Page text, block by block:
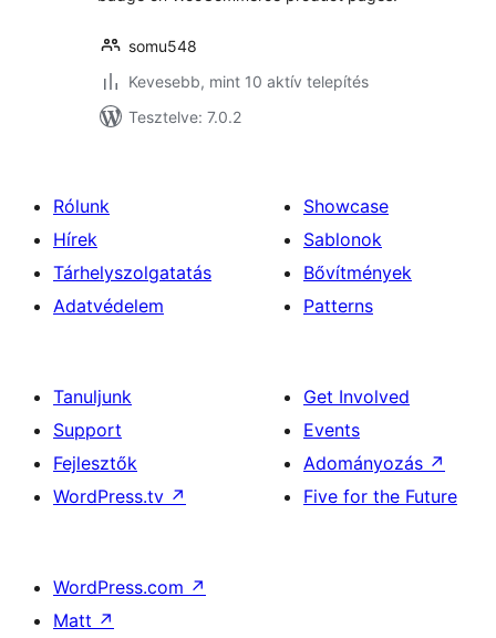
somu548
Kevesebb, mint 10 aktív telepítés
Tesztelve: 7.0.2
Rólunk
Hírek
Tárhelyszolgatatás
Adatvédelem
Showcase
Sablonok
Bővítmények
Patterns
Tanuljunk
Support
Fejlesztők
WordPress.tv ↗
Get Involved
Events
Adományozás ↗
Five for the Future
WordPress.com ↗
Matt ↗